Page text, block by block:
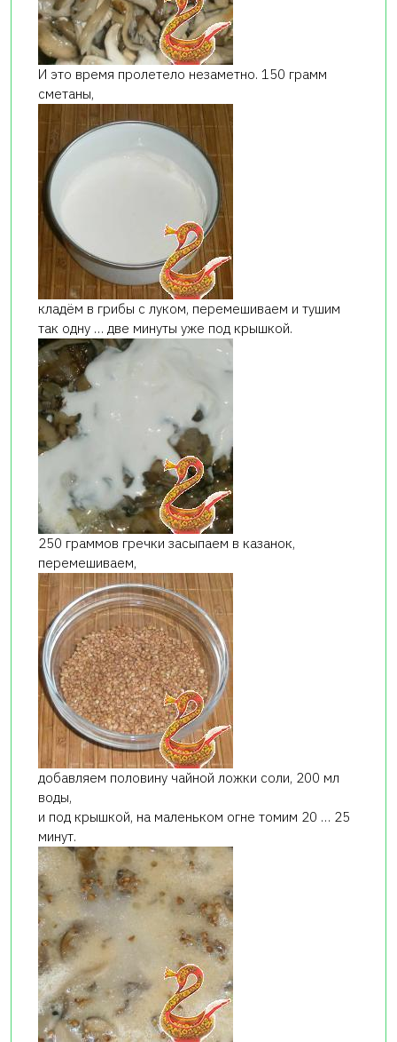
И это время пролетело незаметно. 150 грамм
сметаны,
кладём в грибы с луком, перемешиваем и тушим
так одну … две минуты уже под крышкой.
250 граммов гречки засыпаем в казанок,
перемешиваем,
добавляем половину чайной ложки соли, 200 мл
воды,
и под крышкой, на маленьком огне томим 20 … 25
минут.